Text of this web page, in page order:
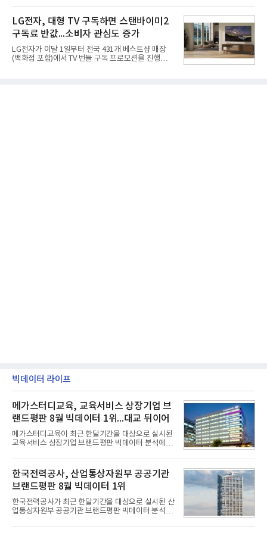
은 4884억
는 2035년까지 총 15GW(기가와트) 규모의 AI DC를
구축하겠다는 대형 청사진을 제시하면서다. 이에 따
라 경쟁 구도 역시 이동통신사인 KT, LG유플러스를
넘어 네이버, 삼성SDS 등 IT 인프라 기업으로 확장되
고 있다.7일 SK텔레콤에 따르면 회사는 올해 2분기
연결 기준 매출 4조 3591억원, 영업이익 5660억원을
기록했다. 매출은 전년 동기 대비 0.5%, 영업이익은
LG전자, 대형 TV 구독하면 스탠바이미2
구독료 반값...소비자 관심도 증가
LG전자가 이달 1일부터 전국 431개 베스트샵 매장
(백화점 포함)에서 TV 번들 구독 프로모션을 진행하고
빅데이터 라이프
메가스터디교육, 교육서비스 상장기업 브
랜드평판 8월 빅데이터 1위...대교 뒤이어
메가스터디교육이 최근 한달기간을 대상으로 실시된
교육서비스 상장기업 브랜드평판 빅데이터 분석에서
일 한국기업평판연구소(소장 구창환)는 국내 교육서
비스 상장기업 브랜드를 대상으로 지난 7월 7일부터
8월 7일까지 수집된 소비자 빅데이터 10,074,233건
을 분석한 결과, 메가스터디교육이 브랜드평판지수
1,710,926을 기록하며 8월 1위에 올랐다고 밝혔다.
분석에 활용된 빅데이터는 지난 7월(9,491,206건) 대
비 6.14% 증가한 수치로, 교육서비스 상장기업 브랜
한국전력공사, 산업통상자원부 공공기관
브랜드평판 8월 빅데이터 1위
한국전력공사가 최근 한달기간을 대상으로 실시된 산
업통상자원부 공공기관 브랜드평판 빅데이터 분석에
이 순으로 뒤를 이었다.7일 한국기업평판연구소(소장